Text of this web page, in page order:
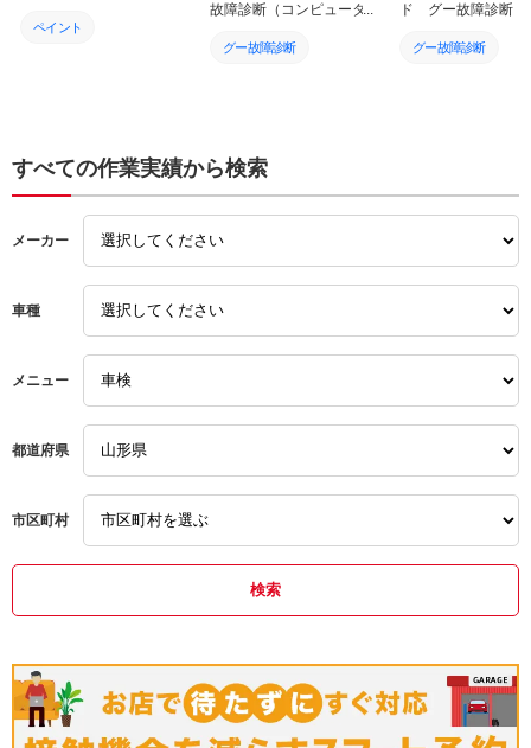
ペイント
オートボディプリンター
軽トラ
ハイエース
キャラバン
大型トラック
故障診断（コンピュータ
グー故障診断
ド グー故障診断（
県 山形市
グー故障診断
すべての作業実績から検索
メーカー
車種
メニュー
都道府県
市区町村